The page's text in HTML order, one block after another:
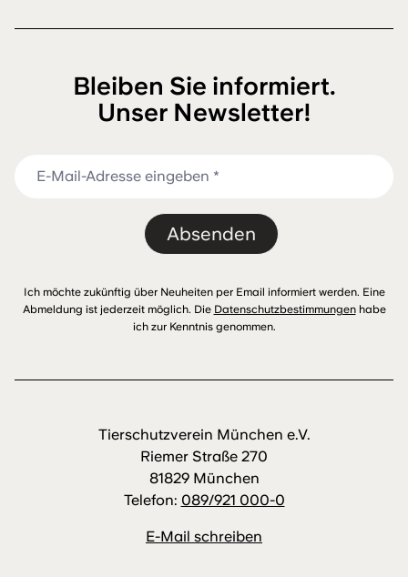
Tierschutzverein München e.V.
Riemer Straße 270
81829 München
Telefon: 089/921 000-0
E-Mail schreiben
Bleiben Sie informiert.
Unser Newsletter!
Absenden
Ich möchte zukünftig über Neuheiten per Email informiert werden. Eine
Abmeldung ist jederzeit möglich. Die Datenschutzbestimmungenhabe
ich zur Kenntnis genommen.